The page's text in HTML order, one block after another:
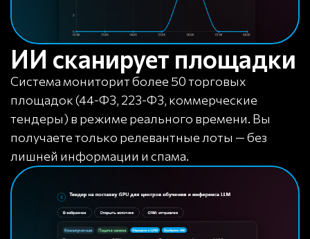
ИИ сканирует площадки
Система мониторит более 50 торговых
площадок (44-ФЗ, 223-ФЗ, коммерческие
тендеры) в режиме реального времени. Вы
получаете только релевантные лоты — без
лишней информации и спама.